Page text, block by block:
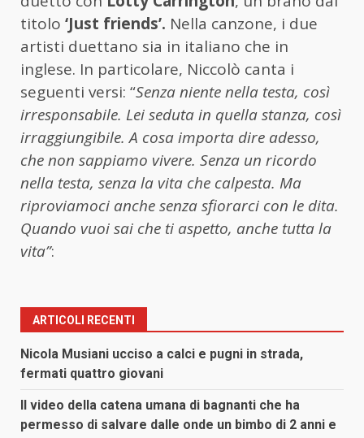
titolo ‘Just friends’. Nella canzone, i due
artisti duettano sia in italiano che in
inglese. In particolare, Niccolò canta i
seguenti versi: “Senza niente nella testa, così
irresponsabile. Lei seduta in quella stanza, così
irraggiungibile. A cosa importa dire adesso,
che non sappiamo vivere. Senza un ricordo
nella testa, senza la vita che calpesta. Ma
riproviamoci anche senza sfiorarci con le dita.
Quando vuoi sai che ti aspetto, anche tutta la
vita”:
ARTICOLI RECENTI
Nicola Musiani ucciso a calci e pugni in strada,
fermati quattro giovani
Il video della catena umana di bagnanti che ha
permesso di salvare dalle onde un bimbo di 2 anni e